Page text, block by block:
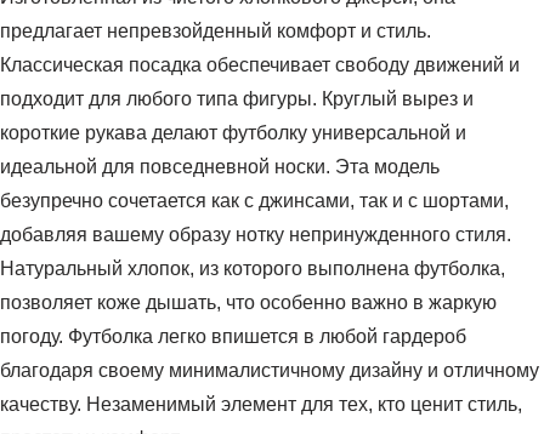
предлагает непревзойденный комфорт и стиль.
Классическая посадка обеспечивает свободу движений и
подходит для любого типа фигуры. Круглый вырез и
короткие рукава делают футболку универсальной и
идеальной для повседневной носки. Эта модель
безупречно сочетается как с джинсами, так и с шортами,
добавляя вашему образу нотку непринужденного стиля.
Натуральный хлопок, из которого выполнена футболка,
позволяет коже дышать, что особенно важно в жаркую
погоду. Футболка легко впишется в любой гардероб
благодаря своему минималистичному дизайну и отличному
качеству. Незаменимый элемент для тех, кто ценит стиль,